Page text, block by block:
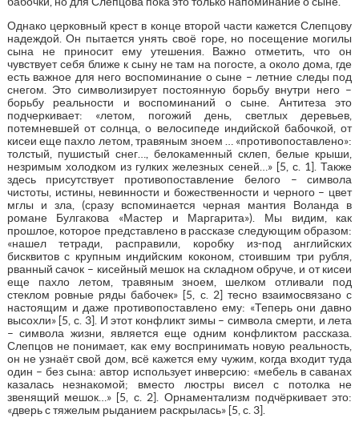
Однако церковный крест в конце второй части кажется Слепцову
надеждой. Он пытается унять своё горе, но посещение могилы
сына не приносит ему утешения. Важно отметить, что он
чувствует себя ближе к сыну не там на погосте, а около дома, где
есть важное для него воспоминание о сыне – летние следы под
снегом. Это символизирует постоянную борьбу внутри него –
борьбу реальности и воспоминаний о сыне. Антитеза это
подчеркивает: «летом, погожий день, светлых деревьев,
потемневшей от солнца, о велосипеде индийской бабочкой, от
кисеи еще пахло летом, травяным зноем … «противопоставлено»:
толстый, пушистый снег…, белокаменный склеп, белые крыши,
незримым холодком из гулких железных сеней…» [5, с. 1]. Также
здесь присутствует противопоставление белого – символа
чистоты, истины, невинности и божественности и черного – цвет
мглы и зла, (сразу вспоминается черная мантия Воланда в
романе Булгакова «Мастер и Маргарита»). Мы видим, как
прошлое, которое представлено в рассказе следующим образом:
«нашел тетради, расправили, коробку из-под английских
бисквитов с крупным индийским коконом, стоившим три рубля,
рванный сачок – кисейный мешок на складном обруче, и от кисеи
еще пахло летом, травяным зноем, шелком отливали под
стеклом ровные ряды бабочек» [5, с. 2] тесно взаимосвязано с
настоящим и даже противопоставлено ему: «Теперь они давно
высохли» [5, с. 3]. И этот конфликт зимы – символа смерти, и лета
– символа жизни, является еще одним конфликтом рассказа.
Слепцов не понимает, как ему воспринимать новую реальность,
он не узнаёт свой дом, всё кажется ему чужим, когда входит туда
один – без сына: автор использует инверсию: «мебель в саванах
казалась незнакомой; вместо люстры висел с потолка не
звенящий мешок…» [5, с. 2]. Орнаментализм подчёркивает это:
«дверь с тяжелым рыданием раскрылась» [5, с. 3].